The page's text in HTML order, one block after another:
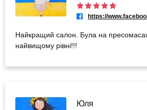
Найкращий салон. Була на
найвищому рівні!!!
Юля